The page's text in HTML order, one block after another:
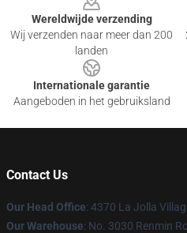
Wereldwijde verzending
Wij verzenden naar meer dan 200
landen
Internationale garantie
Aangeboden in het gebruiksland
Contact Us
Our Head Office: 4370 La Jolla
Our Warehouse: No. 3030 Renmin